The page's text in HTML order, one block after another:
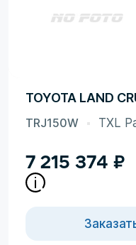
TOYOTA LAND
TRJ150W TXL
7 215 374 ₽